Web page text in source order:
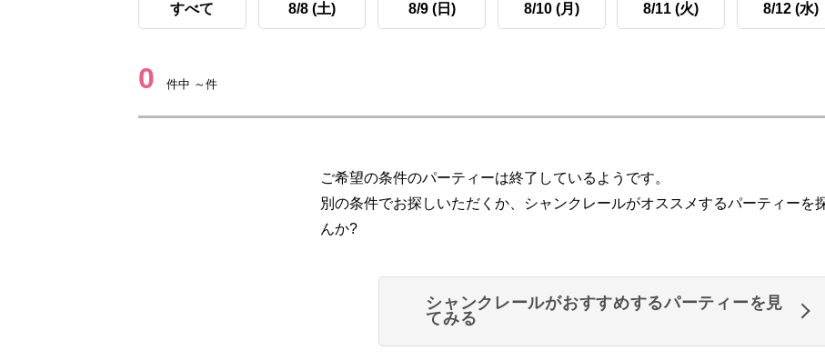
すべて 8/8 (土) 8/9 (日) 8/10 (月) 8/11 (火) 8/12 (水)
0 件中 ～件
ご希望の条件のパーティーは終了しているようです。
別の条件でお探しいただくか、シャンクレールがオススメするパーティーを
んか?
シャンクレールがおすすめするパーティーを見
てみる